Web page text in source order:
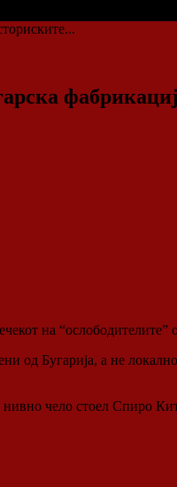
на “ослободителите”
од Бугарија, а не
нивно чело стоел Спиро